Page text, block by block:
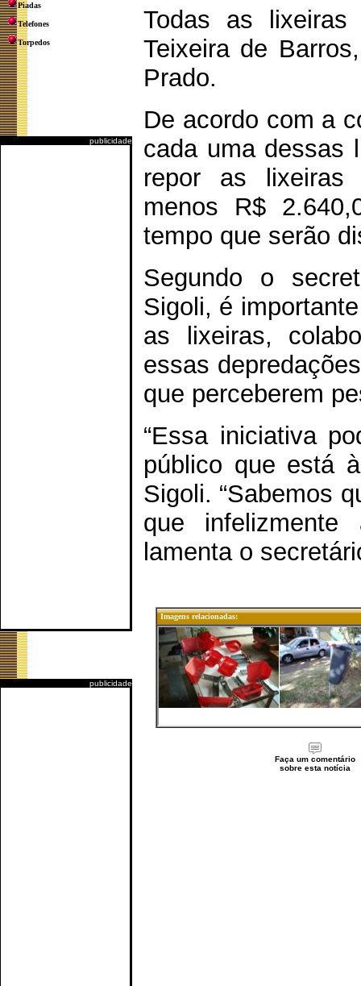
Piadas
Telefones
Torpedos
publicidade
publicidade
Todas as lixeiras
Teixeira de
Prado.
De acordo com a
cada uma dessas
repor as lixeiras
menos R$
tempo que serão
Segundo o
Sigoli, é
as lixeiras,
essas
que perceberem
“Essa iniciativa
público que está
Sigoli. “Sabemos
que infelizmente
lamenta o
Imagens relacionadas:
Faça um comentário
sobre esta notícia